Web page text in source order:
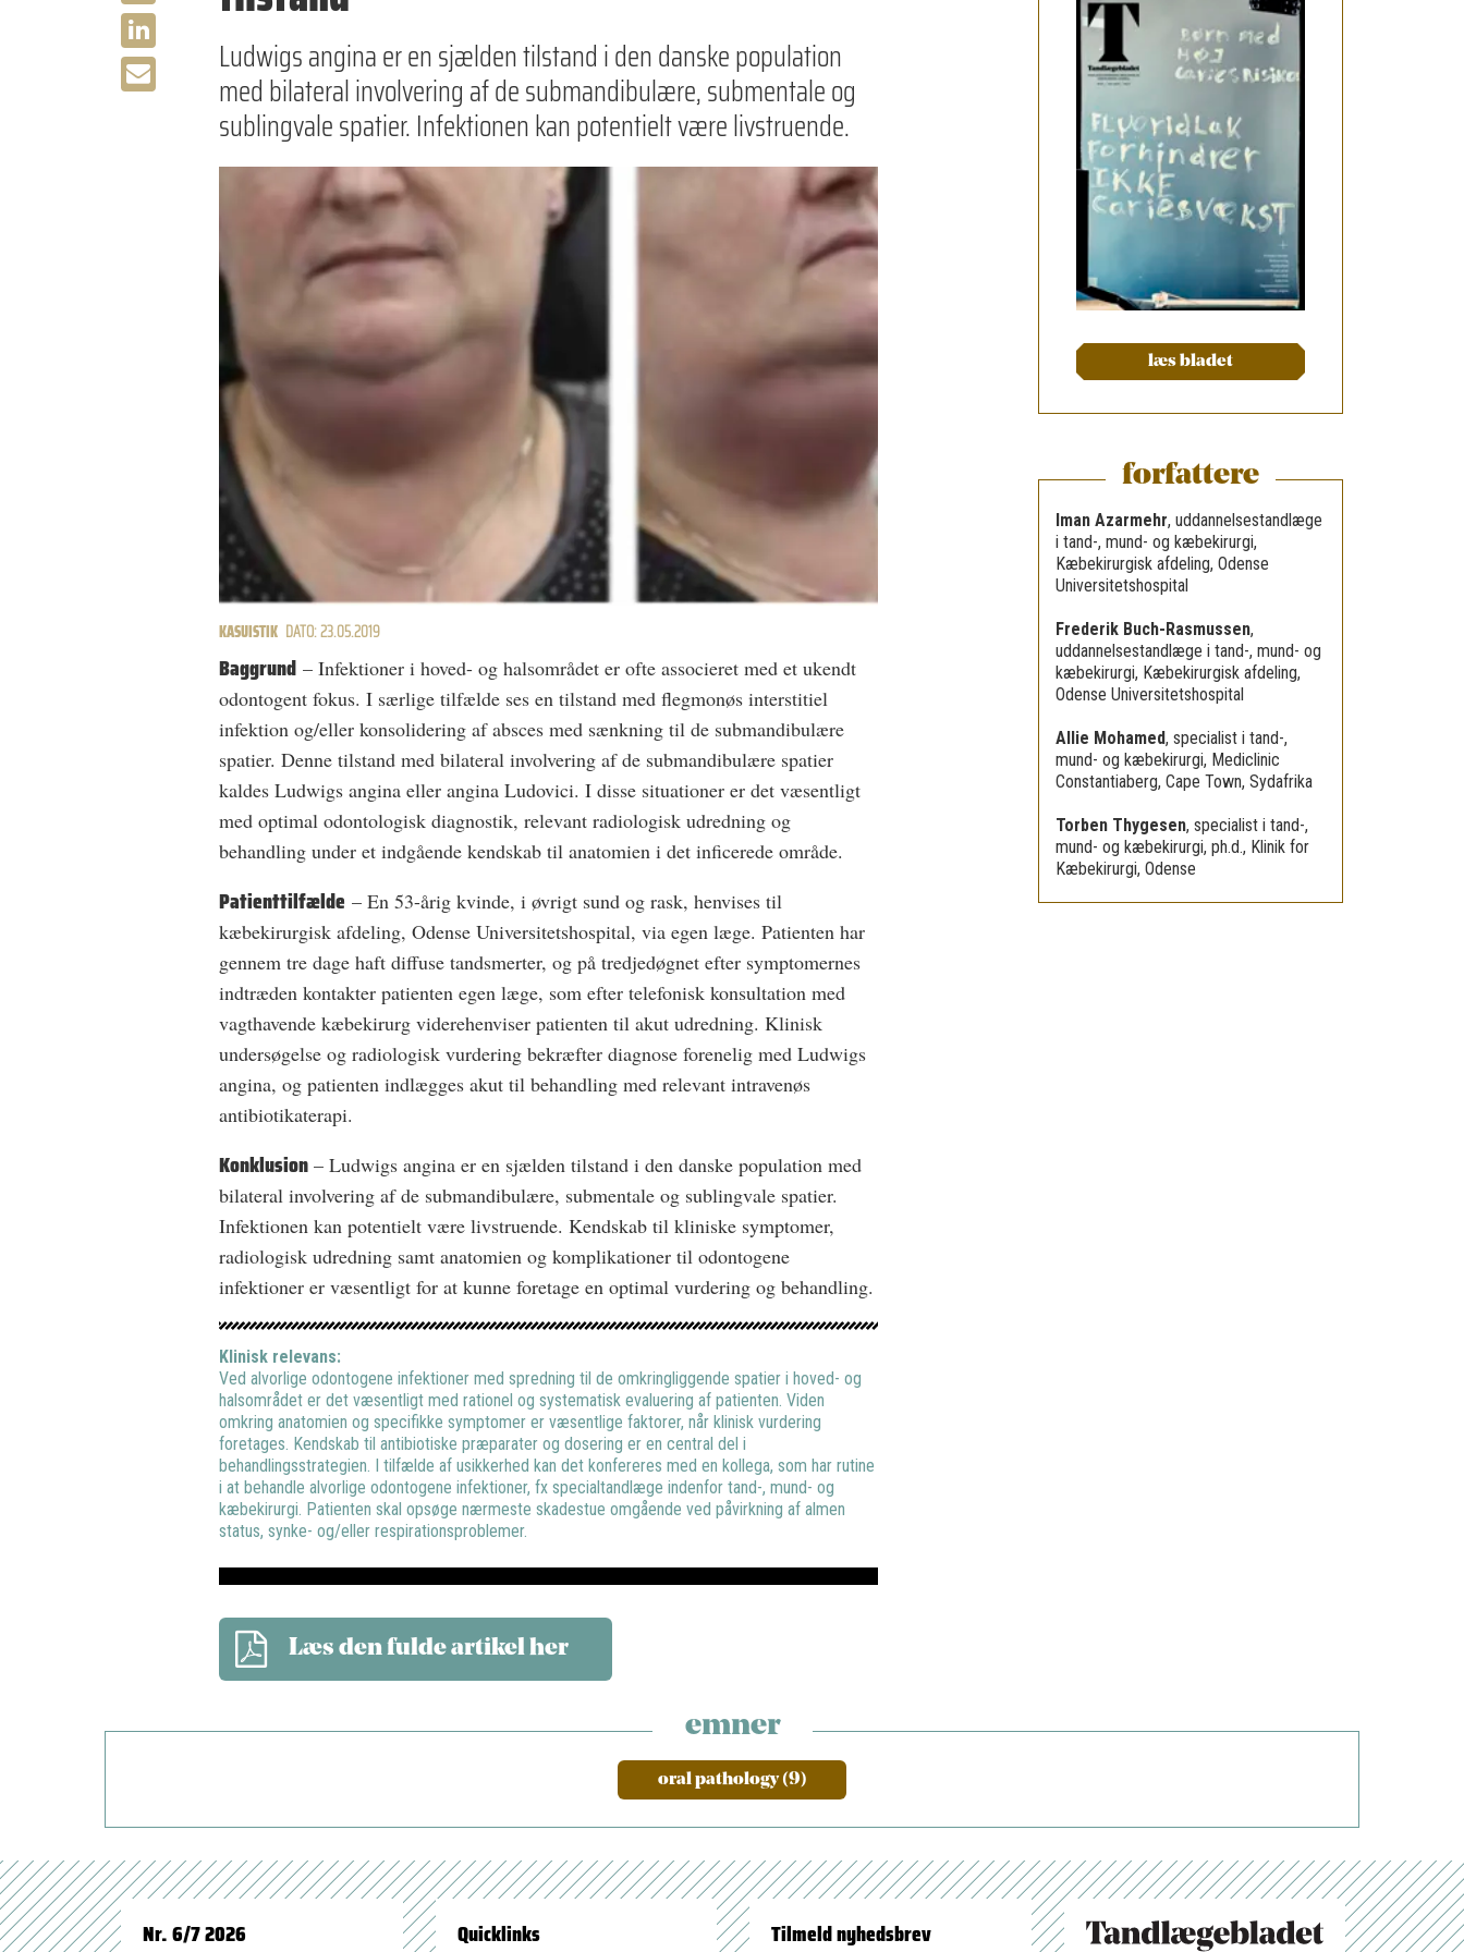
Ludwigs angina er en sjælden tilstand i den danske population
med bilateral involvering af de submandibulære, submentale og
sublingvale spatier. Infektionen kan potentielt være livstruende.
KASUISTIK DATO: 23.05.2019
Baggrund – Infektioner i hoved- og halsområdet er ofte associeret med et ukendt
odontogent fokus. I særlige tilfælde ses en tilstand med flegmonøs interstitiel
infektion og/eller konsolidering af absces med sænkning til de submandibulære
spatier. Denne tilstand med bilateral involvering af de submandibulære spatier
kaldes Ludwigs angina eller angina Ludovici. I disse situationer er det væsentligt
med optimal odontologisk diagnostik, relevant radiologisk udredning og
behandling under et indgående kendskab til anatomien i det inficerede område.
Patienttilfælde – En 53-årig kvinde, i øvrigt sund og rask, henvises til
kæbekirurgisk afdeling, Odense Universitetshospital, via egen læge. Patienten har
gennem tre dage haft diffuse tandsmerter, og på tredjedøgnet efter symptomernes
indtræden kontakter patienten egen læge, som efter telefonisk konsultation med
vagthavende kæbekirurg viderehenviser patienten til akut udredning. Klinisk
undersøgelse og radiologisk vurdering bekræfter diagnose forenelig med Ludwigs
angina, og patienten indlægges akut til behandling med relevant intravenøs
antibiotikaterapi.
Konklusion – Ludwigs angina er en sjælden tilstand i den danske population med
bilateral involvering af de submandibulære, submentale og sublingvale spatier.
Infektionen kan potentielt være livstruende. Kendskab til kliniske symptomer,
radiologisk udredning samt anatomien og komplikationer til odontogene
infektioner er væsentligt for at kunne foretage en optimal vurdering og behandling.
Klinisk relevans:
Ved alvorlige odontogene infektioner med spredning til de omkringliggende spatier i hoved- og
halsområdet er det væsentligt med rationel og systematisk evaluering af patienten. Viden
omkring anatomien og specifikke symptomer er væsentlige faktorer, når klinisk vurdering
foretages. Kendskab til antibiotiske præparater og dosering er en central del i
behandlingsstrategien. I tilfælde af usikkerhed kan det konfereres med en kollega, som har rutine
i at behandle alvorlige odontogene infektioner, fx specialtandlæge indenfor tand-, mund- og
kæbekirurgi. Patienten skal opsøge nærmeste skadestue omgående ved påvirkning af almen
status, synke- og/eller respirationsproblemer.
Læs den fulde artikel her
læs bladet
forfattere
Iman Azarmehr, uddannelsestandlæge
i tand-, mund- og kæbekirurgi,
Kæbekirurgisk afdeling, Odense
Universitetshospital
Frederik Buch-Rasmussen,
uddannelsestandlæge i tand-, mund- og
kæbekirurgi, Kæbekirurgisk afdeling,
Odense Universitetshospital
Allie Mohamed, specialist i tand-,
mund- og kæbekirurgi, Mediclinic
Constantiaberg, Cape Town, Sydafrika
Torben Thygesen, specialist i tand-,
mund- og kæbekirurgi, ph.d., Klinik for
Kæbekirurgi, Odense
emner
oral pathology (9)
Nr. 6/7 2026 Quicklinks Tilmeld nyhedsbrev